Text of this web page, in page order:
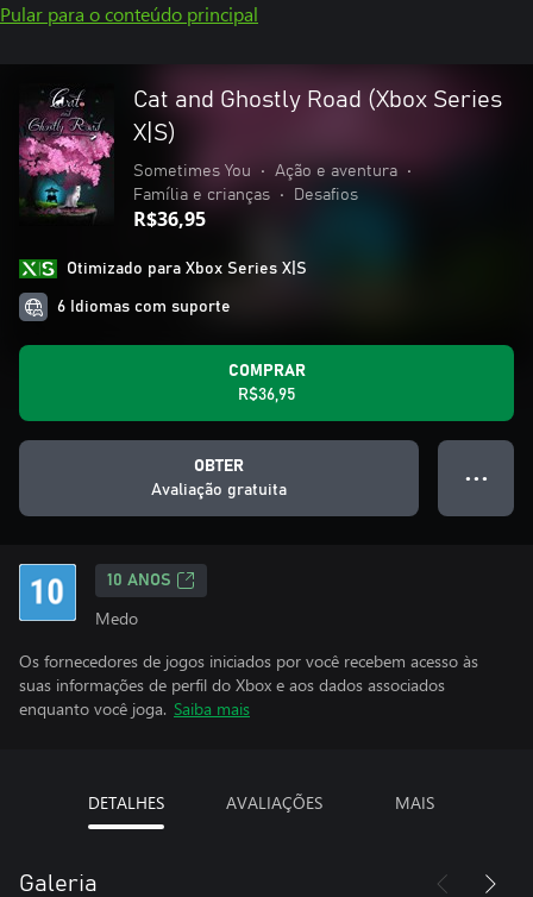
Pular para o conteúdo principal
Cat and Ghostly Road (Xbox Series
X|S)
Sometimes You • Ação e aventura
•
Família e crianças
• Desafios
R$36,95
Otimizado para Xbox Series X|S
6 Idiomas com suporte
COMPRAR
R$36,95
OBTER
Avaliação gratuita
● ● ●
10 ANOS
Medo
Os fornecedores de jogos iniciados por você recebem acesso às
suas informações de perfil do Xbox e aos dados associados
enquanto você joga. Saiba mais
DETALHES AVALIAÇÕES MAIS
Galeria